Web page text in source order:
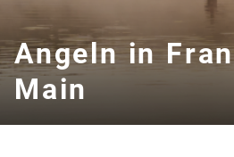
Angeln in
Main